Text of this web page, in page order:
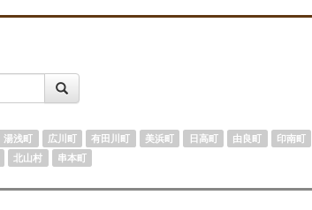
湯浅町 広川町 有田川町 美浜町 日高町 由良町 印南町
北山村 串本町